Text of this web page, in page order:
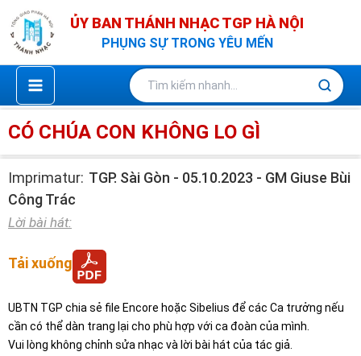
Nhảy
tới
nội
dung
ỦY BAN THÁNH NHẠC TGP HÀ NỘI
PHỤNG SỰ TRONG YÊU MẾN
CÓ CHÚA CON KHÔNG LO GÌ
Imprimatur: TGP. Sài Gòn - 05.10.2023 - GM Giuse Bùi
Công Trác
Lời bài hát:
Tải xuống
UBTN TGP chia sẻ file Encore hoặc Sibelius để các Ca trưởng nếu
cần có thể dàn trang lại cho phù hợp với ca đoàn của mình.
Vui lòng không chỉnh sửa nhạc và lời bài hát của tác giả.